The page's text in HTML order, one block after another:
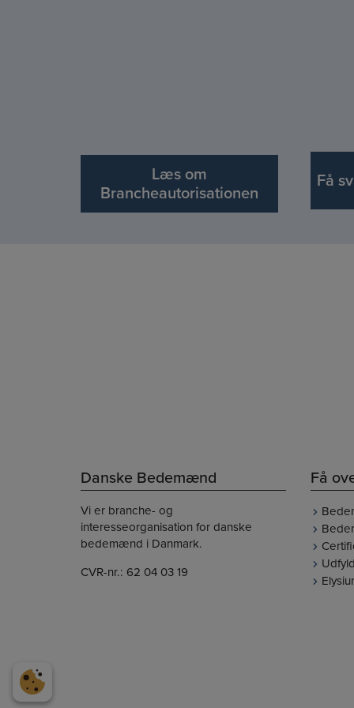
Læs om
Brancheautorisationen
Få
Danske Bedemænd
Vi er branche- og
interesseorganisation for danske
bedemænd i Danmark.
CVR-nr.: 62 04 03 19
Få